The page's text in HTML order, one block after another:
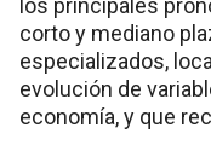
los principales
corto y mediano
especializados,
evolución de
economía, y que